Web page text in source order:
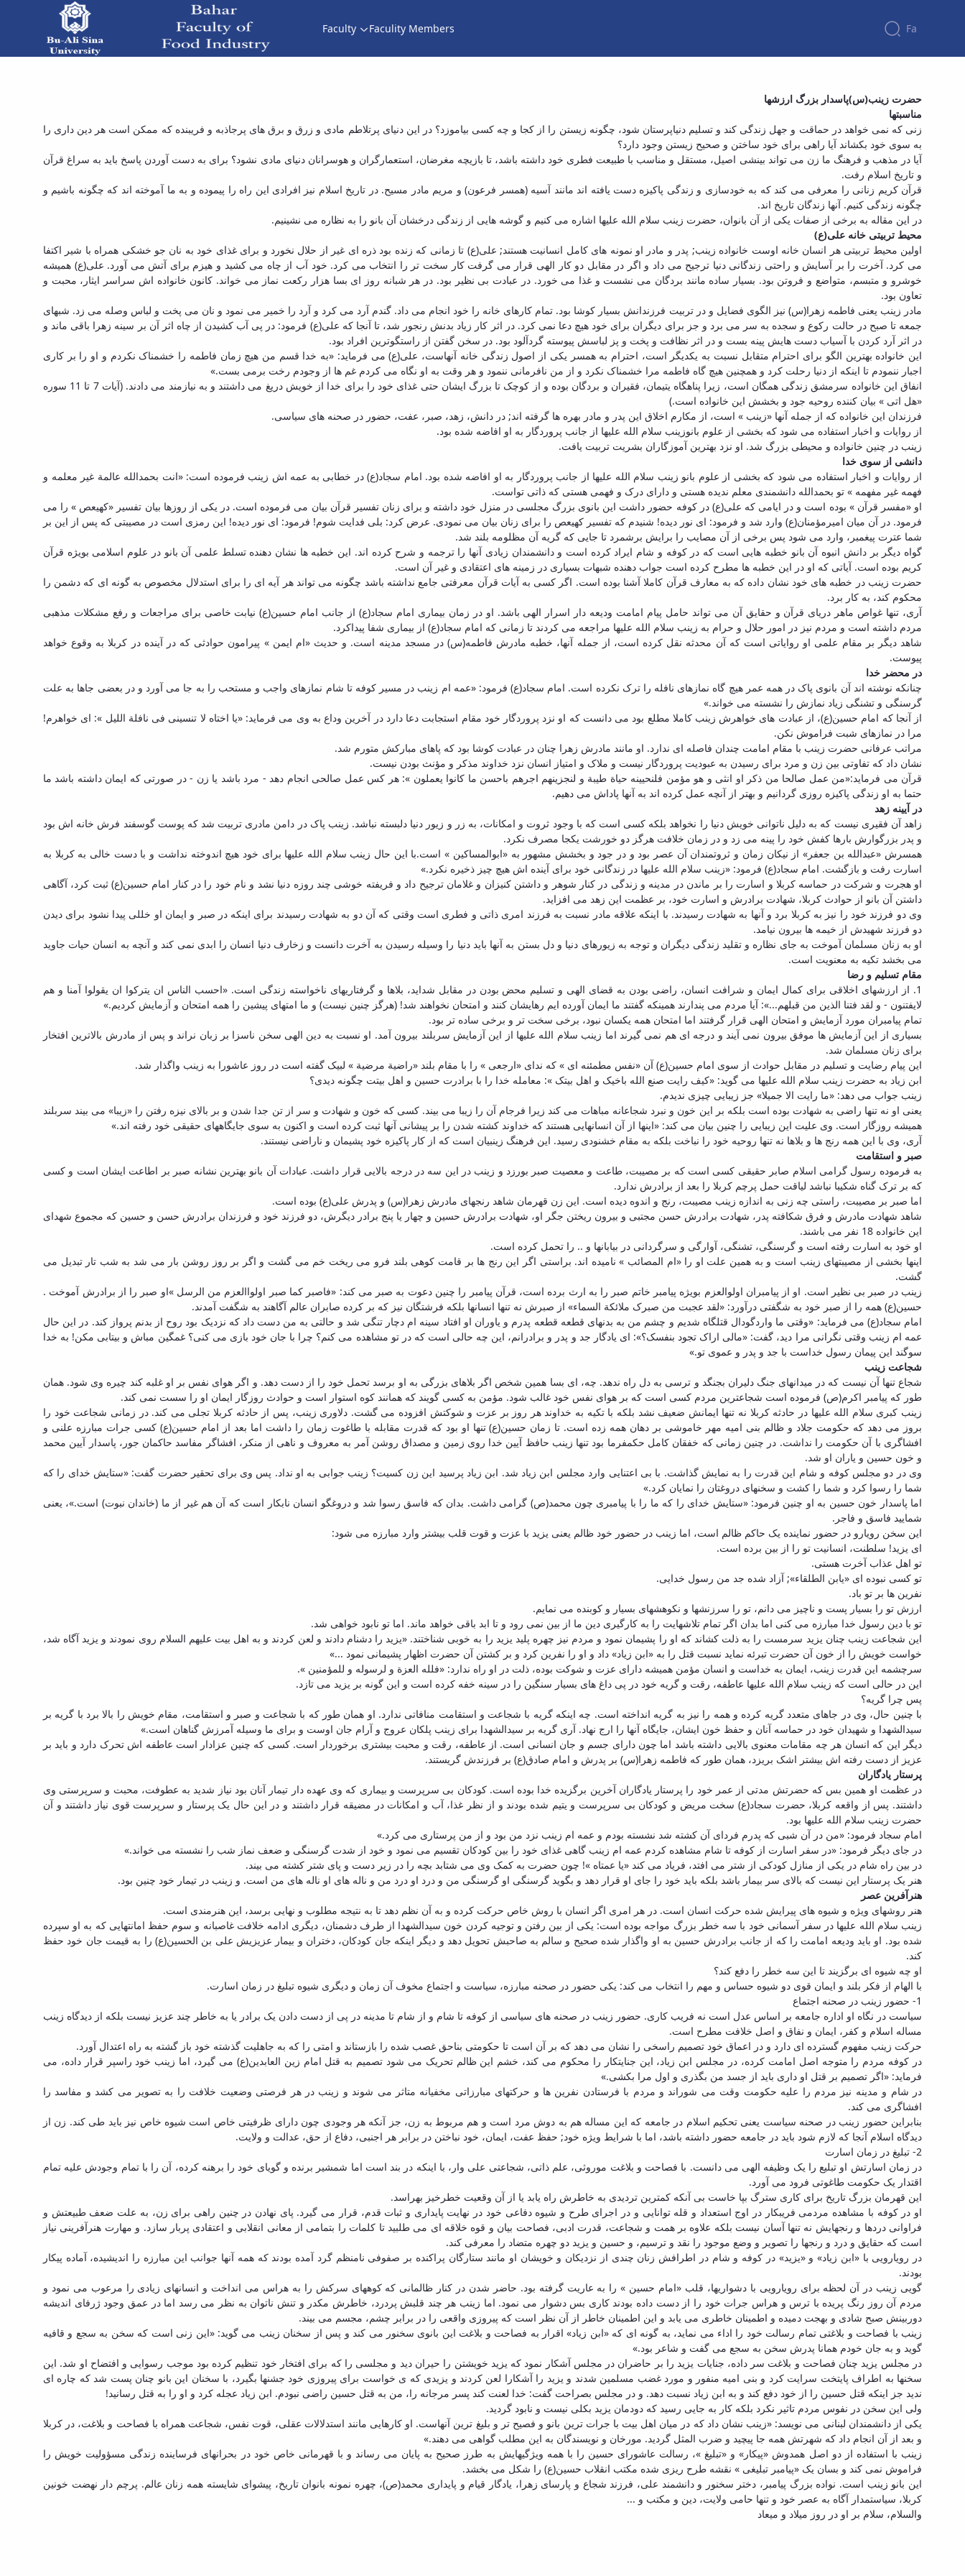
Faculty Faculity Members Fa
حضرت زینب(س)پاسدار بزرگ ارزشها
مناسبتها
زنی که نمی خواهد در حماقت و جهل زندگی کند و تسلیم دنیاپرستان شود، چگونه زیستن را از کجا و چه کسی بیاموزد؟ در این دنیای پرتلاطم مادی و زرق و برق های پرجاذبه و فریبنده که ممکن است هر دین داری را
به سوی خود بکشاند آیا راهی برای خود ساختن و صحیح زیستن وجود دارد؟
آیا در مذهب و فرهنگ ما زن می تواند بینشی اصیل، مستقل و مناسب با طبیعت فطری خود داشته باشد، تا بازیچه مغرضان، استعمارگران و هوسرانان دنیای مادی نشود؟ برای به دست آوردن پاسخ باید به سراغ قرآن
و تاریخ اسلام رفت.
قرآن کریم زنانی را معرفی می کند که به خودسازی و زندگی پاکیزه دست یافته اند مانند آسیه (همسر فرعون) و مریم مادر مسیح. در تاریخ اسلام نیز افرادی این راه را پیموده و به ما آموخته اند که چگونه باشیم و
چگونه زندگی کنیم. آنها زندگان تاریخ اند.
در این مقاله به برخی از صفات یکی از آن بانوان، حضرت زینب سلام الله علیها اشاره می کنیم و گوشه هایی از زندگی درخشان آن بانو را به نظاره می نشینیم.
محیط تربیتی خانه علی(ع)
اولین محیط تربیتی هر انسان خانه اوست خانواده زینب; پدر و مادر او نمونه های کامل انسانیت هستند; علی(ع) تا زمانی که زنده بود ذره ای غیر از حلال نخورد و برای غذای خود به نان جو خشکی همراه با شیر اکتفا
می کرد. آخرت را بر آسایش و راحتی زندگانی دنیا ترجیح می داد و اگر در مقابل دو کار الهی قرار می گرفت کار سخت تر را انتخاب می کرد. خود آب از چاه می کشید و هیزم برای آتش می آورد. علی(ع) همیشه
خوشرو و متبسم، متواضع و فروتن بود. بسیار ساده مانند بردگان می نشست و غذا می خورد. در عبادت بی نظیر بود. در هر شبانه روز ای بسا هزار رکعت نماز می خواند. کانون خانواده اش سراسر ایثار، محبت و
تعاون بود.
مادر زینب یعنی فاطمه زهرا(س) نیز الگوی فضایل و در تربیت فرزندانش بسیار کوشا بود. تمام کارهای خانه را خود انجام می داد. گندم آرد می کرد و آرد را خمیر می نمود و نان می پخت و لباس وصله می زد. شبهای
جمعه تا صبح در حالت رکوع و سجده به سر می برد و جز برای دیگران برای خود هیچ دعا نمی کرد. در اثر کار زیاد بدنش رنجور شد، تا آنجا که علی(ع) فرمود: در پی آب کشیدن از چاه اثر آن بر سینه زهرا باقی ماند و
در اثر آرد کردن با آسیاب دست هایش پینه بست و در اثر نظافت و پخت و پز لباسش پیوسته گردآلود بود. در سخن گفتن از راستگوترین افراد بود.
این خانواده بهترین الگو برای احترام متقابل نسبت به یکدیگر است، احترام به همسر یکی از اصول زندگی خانه آنهاست، علی(ع) می فرماید: «به خدا قسم من هیچ زمان فاطمه را خشمناک نکردم و او را بر کاری
اجبار ننمودم تا اینکه از دنیا رحلت کرد و همچنین هیچ گاه فاطمه مرا خشمناک نکرد و از من نافرمانی ننمود و هر وقت به او نگاه می کردم غم ها از وجودم رخت برمی بست.»
انفاق این خانواده سرمشق زندگی همگان است، زیرا پناهگاه یتیمان، فقیران و بردگان بوده و از کوچک تا بزرگ ایشان حتی غذای خود را برای خدا از خویش دریغ می داشتند و به نیازمند می دادند. (آیات 7 تا 11 سوره
«هل اتی » بیان کننده روحیه جود و بخشش این خانواده است.)
فرزندان این خانواده که از جمله آنها «زینب » است، از مکارم اخلاق این پدر و مادر بهره ها گرفته اند; در دانش، زهد، صبر، عفت، حضور در صحنه های سیاسی.
از روایات و اخبار استفاده می شود که بخشی از علوم بانوزینب سلام الله علیها از جانب پروردگار به او افاضه شده بود.
زینب در چنین خانواده و محیطی بزرگ شد. او نزد بهترین آموزگاران بشریت تربیت یافت.
دانشی از سوی خدا
از روایات و اخبار استفاده می شود که بخشی از علوم بانو زینب سلام الله علیها از جانب پروردگار به او افاضه شده بود. امام سجاد(ع) در خطابی به عمه اش زینب فرموده است: «انت بحمدالله عالمة غیر معلمه و
فهمه غیر مفهمه » تو بحمدالله دانشمندی معلم ندیده هستی و دارای درک و فهمی هستی که ذاتی تواست.
او «مفسر قرآن » بوده است و در ایامی که علی(ع) در کوفه حضور داشت این بانوی بزرگ مجلسی در منزل خود داشته و برای زنان تفسیر قرآن بیان می فرموده است. در یکی از روزها بیان تفسیر «کهیعص » را می
فرمود. در آن میان امیرمؤمنان(ع) وارد شد و فرمود: ای نور دیده! شنیدم که تفسیر کهیعص را برای زنان بیان می نمودی. عرض کرد: بلی فدایت شوم! فرمود: ای نور دیده! این رمزی است در مصیبتی که پس از این بر
شما عترت پیغمبر، وارد می شود پس برخی از آن مصایب را برایش برشمرد تا جایی که گریه آن مظلومه بلند شد.
گواه دیگر بر دانش انبوه آن بانو خطبه هایی است که در کوفه و شام ایراد کرده است و دانشمندان زیادی آنها را ترجمه و شرح کرده اند. این خطبه ها نشان دهنده تسلط علمی آن بانو در علوم اسلامی بویژه قرآن
کریم بوده است. آیاتی که او در این خطبه ها مطرح کرده است جواب دهنده شبهات بسیاری در زمینه های اعتقادی و غیر آن است.
حضرت زینب در خطبه های خود نشان داده که به معارف قرآن کاملا آشنا بوده است. اگر کسی به آیات قرآن معرفتی جامع نداشته باشد چگونه می تواند هر آیه ای را برای استدلال مخصوص به گونه ای که دشمن را
محکوم کند، به کار برد.
آری، تنها غواص ماهر دریای قرآن و حقایق آن می تواند حامل پیام امامت ودیعه دار اسرار الهی باشد. او در زمان بیماری امام سجاد(ع) از جانب امام حسین(ع) نیابت خاصی برای مراجعات و رفع مشکلات مذهبی
مردم داشته است و مردم نیز در امور حلال و حرام به زینب سلام الله علیها مراجعه می کردند تا زمانی که امام سجاد(ع) از بیماری شفا پیداکرد.
شاهد دیگر بر مقام علمی او روایاتی است که آن محدثه نقل کرده است، از جمله آنها، خطبه مادرش فاطمه(س) در مسجد مدینه است. و حدیث «ام ایمن » پیرامون حوادثی که در آینده در کربلا به وقوع خواهد
پیوست.
در محضر خدا
چنانکه نوشته اند آن بانوی پاک در همه عمر هیچ گاه نمازهای نافله را ترک نکرده است. امام سجاد(ع) فرمود: «عمه ام زینب در مسیر کوفه تا شام نمازهای واجب و مستحب را به جا می آورد و در بعضی جاها به علت
گرسنگی و تشنگی زیاد نمازش را نشسته می خواند.»
از آنجا که امام حسین(ع)، از عبادت های خواهرش زینب کاملا مطلع بود می دانست که او نزد پروردگار خود مقام استجابت دعا دارد در آخرین وداع به وی می فرماید: «یا اختاه لا تنسینی فی نافلة اللیل »: ای خواهرم!
مرا در نمازهای شبت فراموش نکن.
مراتب عرفانی حضرت زینب با مقام امامت چندان فاصله ای ندارد. او مانند مادرش زهرا چنان در عبادت کوشا بود که پاهای مبارکش متورم شد.
نشان داد که تفاوتی بین زن و مرد برای رسیدن به عبودیت پروردگار نیست و ملاک و امتیاز انسان نزد خداوند مذکر و مؤنث بودن نیست.
قرآن می فرماید:«من عمل صالحا من ذکر او انثی و هو مؤمن فلنحیینه حیاة طیبة و لنجزینهم اجرهم باحسن ما کانوا یعملون »: هر کس عمل صالحی انجام دهد - مرد باشد یا زن - در صورتی که ایمان داشته باشد ما
حتما به او زندگی پاکیزه روزی گردانیم و بهتر از آنچه عمل کرده اند به آنها پاداش می دهیم.
در آیینه زهد
زاهد آن فقیری نیست که به دلیل ناتوانی خویش دنیا را نخواهد بلکه کسی است که با وجود ثروت و امکانات، به زر و زیور دنیا دلبسته نباشد. زینب پاک در دامن مادری تربیت شد که پوست گوسفند فرش خانه اش بود
و پدر بزرگوارش بارها کفش خود را پینه می زد و در زمان خلافت هرگز دو خورشت یکجا مصرف نکرد.
همسرش «عبدالله بن جعفر» از نیکان زمان و ثروتمندان آن عصر بود و در جود و بخشش مشهور به «ابوالمساکین » است.با این حال زینب سلام الله علیها برای خود هیچ اندوخته نداشت و با دست خالی به کربلا به
اسارت رفت و بازگشت. امام سجاد(ع) فرمود: «زینب سلام الله علیها در زندگانی خود برای آینده اش هیچ چیز ذخیره نکرد.»
او هجرت و شرکت در حماسه کربلا و اسارت را بر ماندن در مدینه و زندگی در کنار شوهر و داشتن کنیزان و غلامان ترجیح داد و فریفته خوشی چند روزه دنیا نشد و نام خود را در کنار امام حسین(ع) ثبت کرد، آگاهی
داشتن آن بانو از حوادث کربلا، شهادت برادرش و اسارت خود، بر عظمت این زهد می افزاید.
وی دو فرزند خود را نیز به کربلا برد و آنها به شهادت رسیدند. با اینکه علاقه مادر نسبت به فرزند امری ذاتی و فطری است وقتی که آن دو به شهادت رسیدند برای اینکه در صبر و ایمان او خللی پیدا نشود برای دیدن
دو فرزند شهیدش از خیمه ها بیرون نیامد.
او به زنان مسلمان آموخت به جای نظاره و تقلید زندگی دیگران و توجه به زیورهای دنیا و دل بستن به آنها باید دنیا را وسیله رسیدن به آخرت دانست و زخارف دنیا انسان را ابدی نمی کند و آنچه به انسان حیات جاوید
می بخشد تکیه به معنویت است.
مقام تسلیم و رضا
1. از ارزشهای اخلاقی برای کمال ایمان و شرافت انسان، راضی بودن به قضای الهی و تسلیم محض بودن در مقابل شداید، بلاها و گرفتاریهای ناخواسته زندگی است. «احسب الناس ان یترکوا ان یقولوا آمنا و هم
لایفتنون - و لقد فتنا الذین من قبلهم...»: آیا مردم می پندارند همینکه گفتند ما ایمان آورده ایم رهایشان کنند و امتحان نخواهند شد! (هرگز چنین نیست) و ما امتهای پیشین را همه امتحان و آزمایش کردیم.»
تمام پیامبران مورد آزمایش و امتحان الهی قرار گرفتند اما امتحان همه یکسان نبود، برخی سخت تر و برخی ساده تر بود.
بسیاری از این آزمایش ها موفق بیرون نمی آیند و درجه ای هم نمی گیرند اما زینب سلام الله علیها از این آزمایش سربلند بیرون آمد. او نسبت به دین الهی سخن ناسزا بر زبان نراند و پس از مادرش بالاترین افتخار
برای زنان مسلمان شد.
این پیام رضایت و تسلیم در مقابل حوادث از سوی امام حسین(ع) آن «نفس مطمئنه ای » که ندای «ارجعی » را با مقام بلند «راضیة مرضیة » لبیک گفته است در روز عاشورا به زینب واگذار شد.
ابن زیاد به حضرت زینب سلام الله علیها می گوید: «کیف رایت صنع الله باخیک و اهل بیتک »: معامله خدا را با برادرت حسین و اهل بیتت چگونه دیدی؟
زینب جواب می دهد: «ما رایت الا جمیلا» جز زیبایی چیزی ندیدم.
یعنی او نه تنها راضی به شهادت بوده است بلکه بر این خون و نبرد شجاعانه مباهات می کند زیرا فرجام آن را زیبا می بیند. کسی که خون و شهادت و سر از تن جدا شدن و بر بالای نیزه رفتن را «زیبا» می بیند سربلند
همیشه روزگار است. وی علیت این زیبایی را چنین بیان می کند: «اینها از آن انسانهایی هستند که خداوند کشته شدن را بر پیشانی آنها ثبت کرده است و اکنون به سوی جایگاههای حقیقی خود رفته اند.»
آری، وی با این همه رنج ها و بلاها نه تنها روحیه خود را نباخت بلکه به مقام خشنودی رسید. این فرهنگ زینبیان است که از کار پاکیزه خود پشیمان و ناراضی نیستند.
صبر و استقامت
به فرموده رسول گرامی اسلام صابر حقیقی کسی است که بر مصیبت، طاعت و معصیت صبر بورزد و زینب در این سه در درجه بالایی قرار داشت. عبادات آن بانو بهترین نشانه صبر بر اطاعت ایشان است و کسی
که بر ترک گناه شکیبا نباشد لیاقت حمل پرچم کربلا را بعد از برادرش ندارد.
اما صبر بر مصیبت، راستی چه زنی به اندازه زینب مصیبت، رنج و اندوه دیده است. این زن قهرمان شاهد رنجهای مادرش زهرا(س) و پدرش علی(ع) بوده است.
شاهد شهادت مادرش و فرق شکافته پدر، شهادت برادرش حسن مجتبی و بیرون ریختن جگر او، شهادت برادرش حسین و چهار یا پنج برادر دیگرش، دو فرزند خود و فرزندان برادرش حسن و حسین که مجموع شهدای
این خانواده 18 نفر می باشند.
او خود به اسارت رفته است و گرسنگی، تشنگی، آوارگی و سرگردانی در بیابانها و .. را تحمل کرده است.
اینها بخشی از مصیبتهای زینب است و به همین علت او را «ام المصائب » نامیده اند. براستی اگر این رنج ها بر قامت کوهی بلند فرو می ریخت خم می گشت و اگر بر روز روشن بار می شد به شب تار تبدیل می
گشت.
زینب در صبر بی نظیر است. او از پیامبران اولوالعزم بویژه پیامبر خاتم صبر را به ارث برده است، قرآن پیامبر را چنین دعوت به صبر می کند: «فاصبر کما صبر اولواالعزم من الرسل »او صبر را از برادرش آموخت .
حسین(ع) همه را از صبر خود به شگفتی درآورد: «لقد عجبت من صبرک ملائکة السماء» از صبرش نه تنها انسانها بلکه فرشتگان نیز که بر کرده صابران عالم آگاهند به شگفت آمدند.
امام سجاد(ع) می فرماید: «وقتی ما واردگودال قتلگاه شدیم و چشم من به بدنهای قطعه قطعه پدرم و یاوران او افتاد سینه ام دچار تنگی شد و حالتی به من دست داد که نزدیک بود روح از بدنم پرواز کند. در این حال
عمه ام زینب وقتی نگرانی مرا دید، گفت: «مالی اراک تجود بنفسک؟»: ای یادگار جد و پدر و برادرانم، این چه حالی است که در تو مشاهده می کنم؟ چرا با جان خود بازی می کنی؟ غمگین مباش و بیتابی مکن! به خدا
سوگند این پیمان رسول خداست با جد و پدر و عموی تو.»
شجاعت زینب
شجاع تنها آن نیست که در میدانهای جنگ دلیران بجنگد و ترسی به دل راه ندهد. چه، ای بسا همین شخص اگر بلاهای بزرگی به او برسد تحمل خود را از دست دهد. و اگر هوای نفس بر او غلبه کند چیره وی شود. همان
طور که پیامبر اکرم(ص) فرموده است شجاعترین مردم کسی است که بر هوای نفس خود غالب شود. مؤمن به کسی گویند که همانند کوه استوار است و حوادث روزگار ایمان او را سست نمی کند.
زینب کبری سلام الله علیها در حادثه کربلا نه تنها ایمانش ضعیف نشد بلکه با تکیه به خداوند هر روز بر عزت و شوکتش افزوده می گشت. دلاوری زینب، پس از حادثه کربلا تجلی می کند. در زمانی شجاعت خود را
بروز می دهد که حکومت جلاد و ظالم بنی امیه مهر خاموشی بر دهان همه زده است. تا زمان حسین(ع) تنها او بود که قدرت مقابله با طاغوت زمان را داشت اما بعد از امام حسین(ع) کسی جرات مبارزه علنی و
افشاگری با آن حکومت را نداشت. در چنین زمانی که خفقان کامل حکمفرما بود تنها زینب حافظ آیین خدا روی زمین و مصداق روشن آمر به معروف و ناهی از منکر، افشاگر مفاسد حاکمان جور، پاسدار آیین محمد
و خون حسین و یاران او شد.
وی در دو مجلس کوفه و شام این قدرت را به نمایش گذاشت. با بی اعتنایی وارد مجلس ابن زیاد شد. ابن زیاد پرسید این زن کسیت؟ زینب جوابی به او نداد. پس وی برای تحقیر حضرت گفت: «ستایش خدای را که
شما را رسوا کرد و شما را کشت و سخنهای دروغتان را نمایان کرد.»
اما پاسدار خون حسین به او چنین فرمود: «ستایش خدای را که ما را با پیامبری چون محمد(ص) گرامی داشت. بدان که فاسق رسوا شد و دروغگو انسان نابکار است که آن هم غیر از ما (خاندان نبوت) است.»، یعنی
شمایید فاسق و فاجر.
این سخن رویارو در حضور نماینده یک حاکم ظالم است، اما زینب در حضور خود ظالم یعنی یزید با عزت و قوت قلب بیشتر وارد مبارزه می شود:
ای یزید! سلطنت، انسانیت تو را از بین برده است.
تو اهل عذاب آخرت هستی.
تو کسی نبوده ای «یابن الطلقاء»; آزاد شده جد من رسول خدایی.
نفرین ها بر تو باد.
ارزش تو را بسیار پست و ناچیز می دانم، تو را سرزنشها و نکوهشهای بسیار و کوبنده می نمایم.
تو با دین رسول خدا مبارزه می کنی اما بدان اگر تمام تلاشهایت را به کارگیری دین ما از بین نمی رود و تا ابد باقی خواهد ماند. اما تو نابود خواهی شد.
این شجاعت زینب چنان یزید سرمست را به ذلت کشاند که او را پشیمان نمود و مردم نیز چهره پلید یزید را به خوبی شناختند. «یزید را دشنام دادند و لعن کردند و به اهل بیت علیهم السلام روی نمودند و یزید آگاه شد،
خواست خویش را از خون آن حضرت تبرئه نماید نسبت قتل را به «ابن زیاد» داد و او را نفرین کرد و بر کشتن آن حضرت اظهار پشیمانی نمود ...»
سرچشمه این قدرت زینب، ایمان به خداست و انسان مؤمن همیشه دارای عزت و شوکت بوده، ذلت در او راه ندارد: «فلله العزة و لرسوله و للمؤمنین ».
این در حالی است که زینب سلام الله علیها عاطفه، رقت و گریه خود در پی داغ های بسیار سنگین را در سینه خفه کرده است و این گونه بر یزید می تازد.
پس چرا گریه؟
با چنین حال، وی در جاهای متعدد گریه کرده و همه را نیز به گریه انداخته است. چه اینکه گریه با شجاعت و استقامت منافاتی ندارد. او همان طور که با شجاعت و صبر و استقامت، مقام خویش را بالا برد با گریه بر
سیدالشهدا و شهیدان خود در حماسه آنان و حفظ خون ایشان، جایگاه آنها را ارج نهاد. آری گریه بر سیدالشهدا برای زینب پلکان عروج و آرام جان اوست و برای ما وسیله آمرزش گناهان است.»
دیگر این که انسان هر چه مقامات معنوی بالایی داشته باشد اما چون دارای جسم و جان انسانی است. از عاطفه، رقت و محبت بیشتری برخوردار است. کسی که چنین عزادار است عاطفه اش تحرک دارد و باید بر
عزیز از دست رفته اش بیشتر اشک بریزد، همان طور که فاطمه زهرا(س) بر پدرش و امام صادق(ع) بر فرزندش گریستند.
پرستار یادگاران
در عظمت او همین بس که حضرتش مدتی از عمر خود را پرستار یادگاران آخرین برگزیده خدا بوده است. کودکان بی سرپرست و بیماری که وی عهده دار تیمار آنان بود نیاز شدید به عطوفت، محبت و سرپرستی وی
داشتند. پس از واقعه کربلا، حضرت سجاد(ع) سخت مریض و کودکان بی سرپرست و یتیم شده بودند و از نظر غذا، آب و امکانات در مضیقه قرار داشتند و در این حال یک پرستار و سرپرست قوی نیاز داشتند و آن
حضرت زینب سلام الله علیها بود.
امام سجاد فرمود: «من در آن شبی که پدرم فردای آن کشته شد نشسته بودم و عمه ام زینب نزد من بود و از من پرستاری می کرد.»
در جای دیگر فرمود: «در سفر اسارت از کوفه تا شام مشاهده کردم عمه ام زینب گاهی غذای خود را بین کودکان تقسیم می نمود و خود از شدت گرسنگی و ضعف نماز شب را نشسته می خواند.»
در بین راه شام در یکی از منازل کودکی از شتر می افتد، فریاد می کند «یا عمتاه »! چون حضرت به کمک وی می شتابد بچه را در زیر دست و پای شتر کشته می بیند.
هنر یک پرستار این نیست که بالای سر بیمار باشد بلکه باید خود را جای او قرار دهد و بگوید گرسنگی او گرسنگی من و درد او درد من و ناله های او ناله های من است. و زینب در تیمار خود چنین بود.
هنرآفرین عصر
هنر روشهای ویژه و شیوه های پیرایش شده حرکت انسان است. در هر امری اگر انسان با روش خاص حرکت کرده و به آن نظم دهد تا به نتیجه مطلوب و نهایی برسد، این هنرمندی است.
زینب سلام الله علیها در سفر آسمانی خود با سه خطر بزرگ مواجه بوده است: یکی از بین رفتن و توجیه کردن خون سیدالشهدا از طرف دشمنان، دیگری ادامه خلافت غاصبانه و سوم حفظ امانتهایی که به او سپرده
شده بود. او باید ودیعه امامت را که از جانب برادرش حسین به او واگذار شده صحیح و سالم به صاحبش تحویل دهد و دیگر اینکه جان کودکان، دختران و بیمار عزیزیش علی بن الحسین(ع) را به قیمت جان خود حفظ
کند.
او چه شیوه ای برگزیند تا این سه خطر را دفع کند؟
با الهام از فکر بلند و ایمان قوی دو شیوه حساس و مهم را انتخاب می کند: یکی حضور در صحنه مبارزه، سیاست و اجتماع مخوف آن زمان و دیگری شیوه تبلیغ در زمان اسارت.
1- حضور زینب در صحنه اجتماع
سیاست در نگاه او اداره جامعه بر اساس عدل است نه فریب کاری. حضور زینب در صحنه های سیاسی از کوفه تا شام و از شام تا مدینه در پی از دست دادن یک برادر یا به خاطر چند عزیز نیست بلکه از دیدگاه زینب
مساله اسلام و کفر، ایمان و نفاق و اصل خلافت مطرح است.
حرکت زینب مفهوم گسترده ای دارد و در اعماق خود تصمیم راسخی را نشان می دهد که بر آن است تا حکومتی بناحق غصب شده را بازستاند و امتی را که به جاهلیت گذشته خود باز گشته به راه اعتدال آورد.
در کوفه مردم را متوجه اصل امامت کرده، در مجلس ابن زیاد، این جنایتکار را محکوم می کند، خشم این ظالم تحریک می شود تصمیم به قتل امام زین العابدین(ع) می گیرد، اما زینب خود راسپر قرار داده، می
فرماید: «اگر تصمیم بر قتل او داری باید از جسد من بگذری و اول مرا بکشی.»
در شام و مدینه نیز مردم را علیه حکومت وقت می شوراند و مردم با فرستادن نفرین ها و حرکتهای مبارزاتی مخفیانه متاثر می شوند و زینب در هر فرصتی وضعیت خلافت را به تصویر می کشد و مفاسد را
افشاگری می کند.
بنابراین حضور زینب در صحنه سیاست یعنی تحکیم اسلام در جامعه که این مساله هم به دوش مرد است و هم مربوط به زن، جز آنکه هر وجودی چون دارای ظرفیتی خاص است شیوه خاص نیز باید طی کند. زن از
دیدگاه اسلام آنجا که لازم شود باید در جامعه حضور داشته باشد، اما با شرایط ویژه خود; حفظ عفت، ایمان، خود نباختن در برابر هر اجنبی، دفاع از حق، عدالت و ولایت.
2- تبلیغ در زمان اسارت
در زمان اسارتش او تبلیع را یک وظیفه الهی می دانست. با فصاحت و بلاغت موروثی، علم ذاتی، شجاعتی علی وار، با اینکه در بند است اما شمشیر برنده و گویای خود را برهنه کرده، آن را با تمام وجودش علیه تمام
اقتدار یک حکومت طاغوتی فرود می آورد.
این قهرمان بزرگ تاریخ برای کاری سترگ بپا خاست بی آنکه کمترین تردیدی به خاطرش راه یابد یا از آن وقعیت خطرخیز بهراسد.
او در کوفه با مشاهده مردمی فریبکار در اوج استعداد و قله توانایی و در اجرای طرح و شیوه دفاعی خود در نهایت پایداری و ثبات قدم، قرار می گیرد. پای نهادن در چنین راهی برای زن، به علت ضعف طبیعتش و
فراوانی دردها و رنجهایش نه تنها آسان نیست بلکه علاوه بر همت و شجاعت، قدرت ادبی، فصاحت بیان و قوه خلاقه ای می طلبید تا کلمات را بتمامی از معانی انقلابی و اعتقادی پربار سازد. و مهارت هنرآفرینی نیاز
است که حقایق و درد و رنجها را تصویر و وضع موجود را نقد و ترسیم، و حسین و یزید دو چهره متضاد را معرفی کند.
در رویارویی با «ابن زیاد» و «یزید» در کوفه و شام در اطرافش زنان چندی از نزدیکان و خویشان او مانند ستارگان پراکنده بر صفوفی نامنظم گرد آمده بودند که همه آنها جوانب این مبارزه را اندیشیده، آماده پیکار
بودند.
گویی زینب در آن لحظه برای رویارویی با دشواریها، قلب «امام حسین » را به عاریت گرفته بود. حاضر شدن در کنار ظالمانی که کوههای سرکش را به هراس می انداخت و انسانهای زیادی را مرعوب می نمود و
مردم آن روز رنگ پریده با ترس و هراس جرات خود را از دست داده بودند کاری بس دشوار می نمود. اما زینب هر چند قلبش پردرد، خاطرش مکدر و تنش ناتوان به نظر می رسد اما در عمق وجود ژرفای اندیشه
دوربینش صبح شادی و بهجت دمیده و اطمینان خاطری می یابد و این اطمینان خاطر از آن نظر است که پیروزی واقعی را در برابر چشم، مجسم می بیند.
زینب با فصاحت و بلاغتی تمام رسالت خود را اداء می نماید، به گونه ای که «ابن زیاد» اقرار به فصاحت و بلاغت این بانوی سخنور می کند و پس از سخنان زینب می گوید: «این زنی است که سخن به سجع و قافیه
گوید و به جان خودم همانا پدرش سخن به سجع می گفت و شاعر بود.»
در مجلس یزید چنان فصاحت و بلاغت سر داده، جنایات یزید را بر حاضران در مجلس آشکار نمود که یزید خویشتن را حیران دید و مجلسی را که برای افتخار خود تنظیم کرده بود موجب رسوایی و افتضاح او شد. این
سخنها به اطراف پایتخت سرایت کرد و بنی امیه منفور و مورد غضب مسلمین شدند و یزید را آشکارا لعن کردند و یزیدی که ی خواست برای پیروزی خود جشنها بگیرد، با سخنان این بانو چنان پست شد که چاره ای
ندید جز اینکه قتل حسین را از خود دفع کند و به ابن زیاد نسبت دهد. و در مجلس بصراحت گفت: خدا لعنت کند پسر مرجانه را، من به قتل حسین راضی نبودم. ابن زیاد عجله کرد و او را به قتل رسانید!
ولی این سخن در نفوس مردم تاثیر نکرد بلکه کار به جایی رسید که دودمان یزید بکلی نیست و نابود گردید.
یکی از دانشمندان لبنانی می نویسد: «زینب نشان داد که در میان اهل بیت با جرات ترین بانو و فصیح تر و بلیغ ترین آنهاست. او کارهایی مانند استدلالات عقلی، قوت نفس، شجاعت همراه با فصاحت و بلاغت، در کربلا
و بعد از آن انجام داد که شهرتش همه جا پیچید و ضرب المثل گردید. مورخان و نویسندگان به این مطلب گواهی می دهند.»
زینب با استفاده از دو اصل همدوش «پیکار» و «تبلیغ »، رسالت عاشورای حسین را با همه ویژگیهایش به طرز صحیح به پایان می رساند و با قهرمانی خاص خود در بحرانهای فرساینده زندگی مسؤولیت خویش را
فراموش نمی کند و بسان یک «پیامبر تبلیغی » نقشه طرح ریزی شده مکتب انقلاب حسین(ع) را شکل می بخشد.
این بانو زینب است. نواده بزرگ پیامبر، دختر سخنور و دانشمند علی، فرزند شجاع و پارسای زهرا، یادگار قیام و پایداری محمد(ص)، چهره نمونه بانوان تاریخ، پیشوای شایسته همه زنان عالم. پرچم دار نهضت خونین
کربلا، سیاستمدار آگاه به عصر خود و تنها حامی ولایت، دین و مکتب و ...
والسلام، سلام بر او در روز میلاد و میعاد